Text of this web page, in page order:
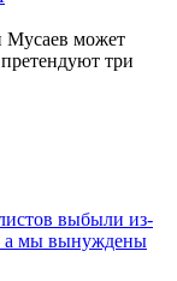
Мусаев может
три
выбыли из-
а мы вынуждены